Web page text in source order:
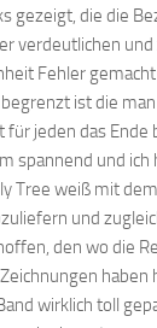
gezeigt, die die
verdeutlichen
Fehler
ist die
für jeden das
spannend und
Tree weiß mit
und
den wo die
haben
wirklich toll